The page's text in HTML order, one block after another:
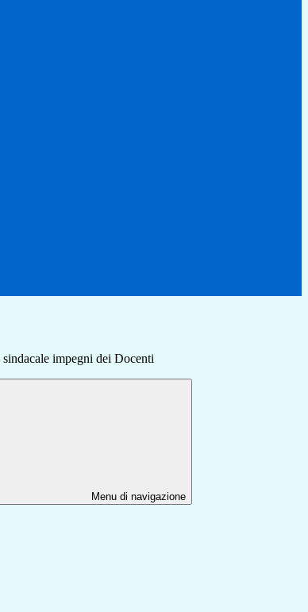
impegni dei Docenti
Menu di navigazione